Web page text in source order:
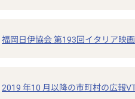
福岡日伊協会 第193回イタリア映
2019 年10 月以降の市町村の広報